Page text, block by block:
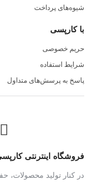
شیوه‌های پرداخت
با کارپسی
حریم خصوصی
شرایط استفاده
پاسخ به پرسش‌های متداول
فروشگاه اینترنتی
در کنار تولید